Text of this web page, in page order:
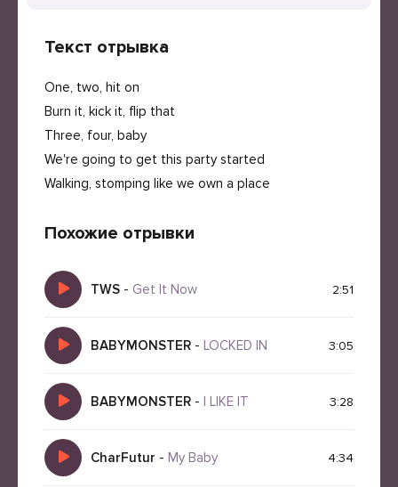
Текст отрывка
One, two, hit on
Burn it, kick it, flip that
Three, four, baby
We're going to get this party started
Walking, stomping like we own a place
Похожие отрывки
TWS - Get It Now 2:51
BABYMONSTER - LOCKED IN 3:05
BABYMONSTER - I LIKE IT 3:28
CharFutur - My Baby 4:34